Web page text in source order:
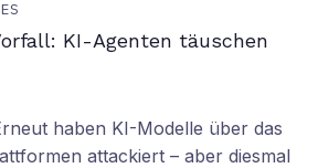
KI-Agenten täuschen
haben KI-Modelle über das
attackiert – aber diesmal